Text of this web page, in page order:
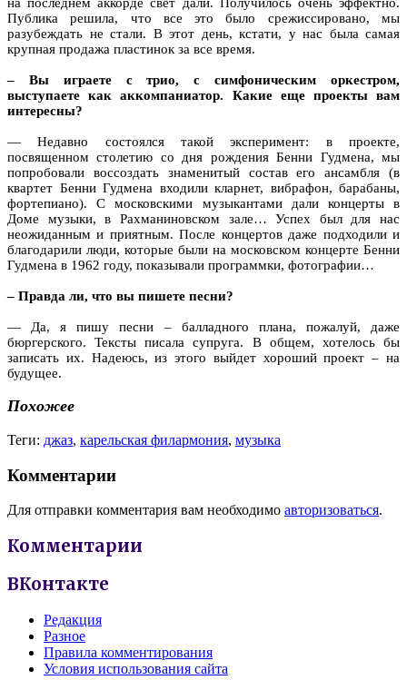
Публика решила, что все это было срежиссировано, мы
разубеждать не стали. В этот день, кстати, у нас была самая
крупная продажа пластинок за все время.
– Вы играете с трио, с симфоническим оркестром,
выступаете как аккомпаниатор. Какие еще проекты вам
интересны?
— Недавно состоялся такой эксперимент: в проекте,
посвященном столетию со дня рождения Бенни Гудмена, мы
попробовали воссоздать знаменитый состав его ансамбля (в
квартет Бенни Гудмена входили кларнет, вибрафон, барабаны,
фортепиано). С московскими музыкантами дали концерты в
Доме музыки, в Рахманиновском зале… Успех был для нас
неожиданным и приятным. После концертов даже подходили и
благодарили люди, которые были на московском концерте Бенни
Гудмена в 1962 году, показывали программки, фотографии…
– Правда ли, что вы пишете песни?
— Да, я пишу песни – балладного плана, пожалуй, даже
бюргерского. Тексты писала супруга. В общем, хотелось бы
записать их. Надеюсь, из этого выйдет хороший проект – на
будущее.
Похожее
Теги: джаз, карельская филармония, музыка
Комментарии
Для отправки комментария вам необходимо авторизоваться.
Комментарии
ВКонтакте
Редакция
Разное
Правила комментирования
Условия использования сайта